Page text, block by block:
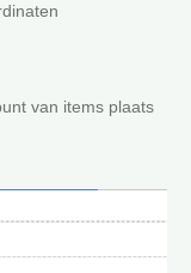
van items plaats